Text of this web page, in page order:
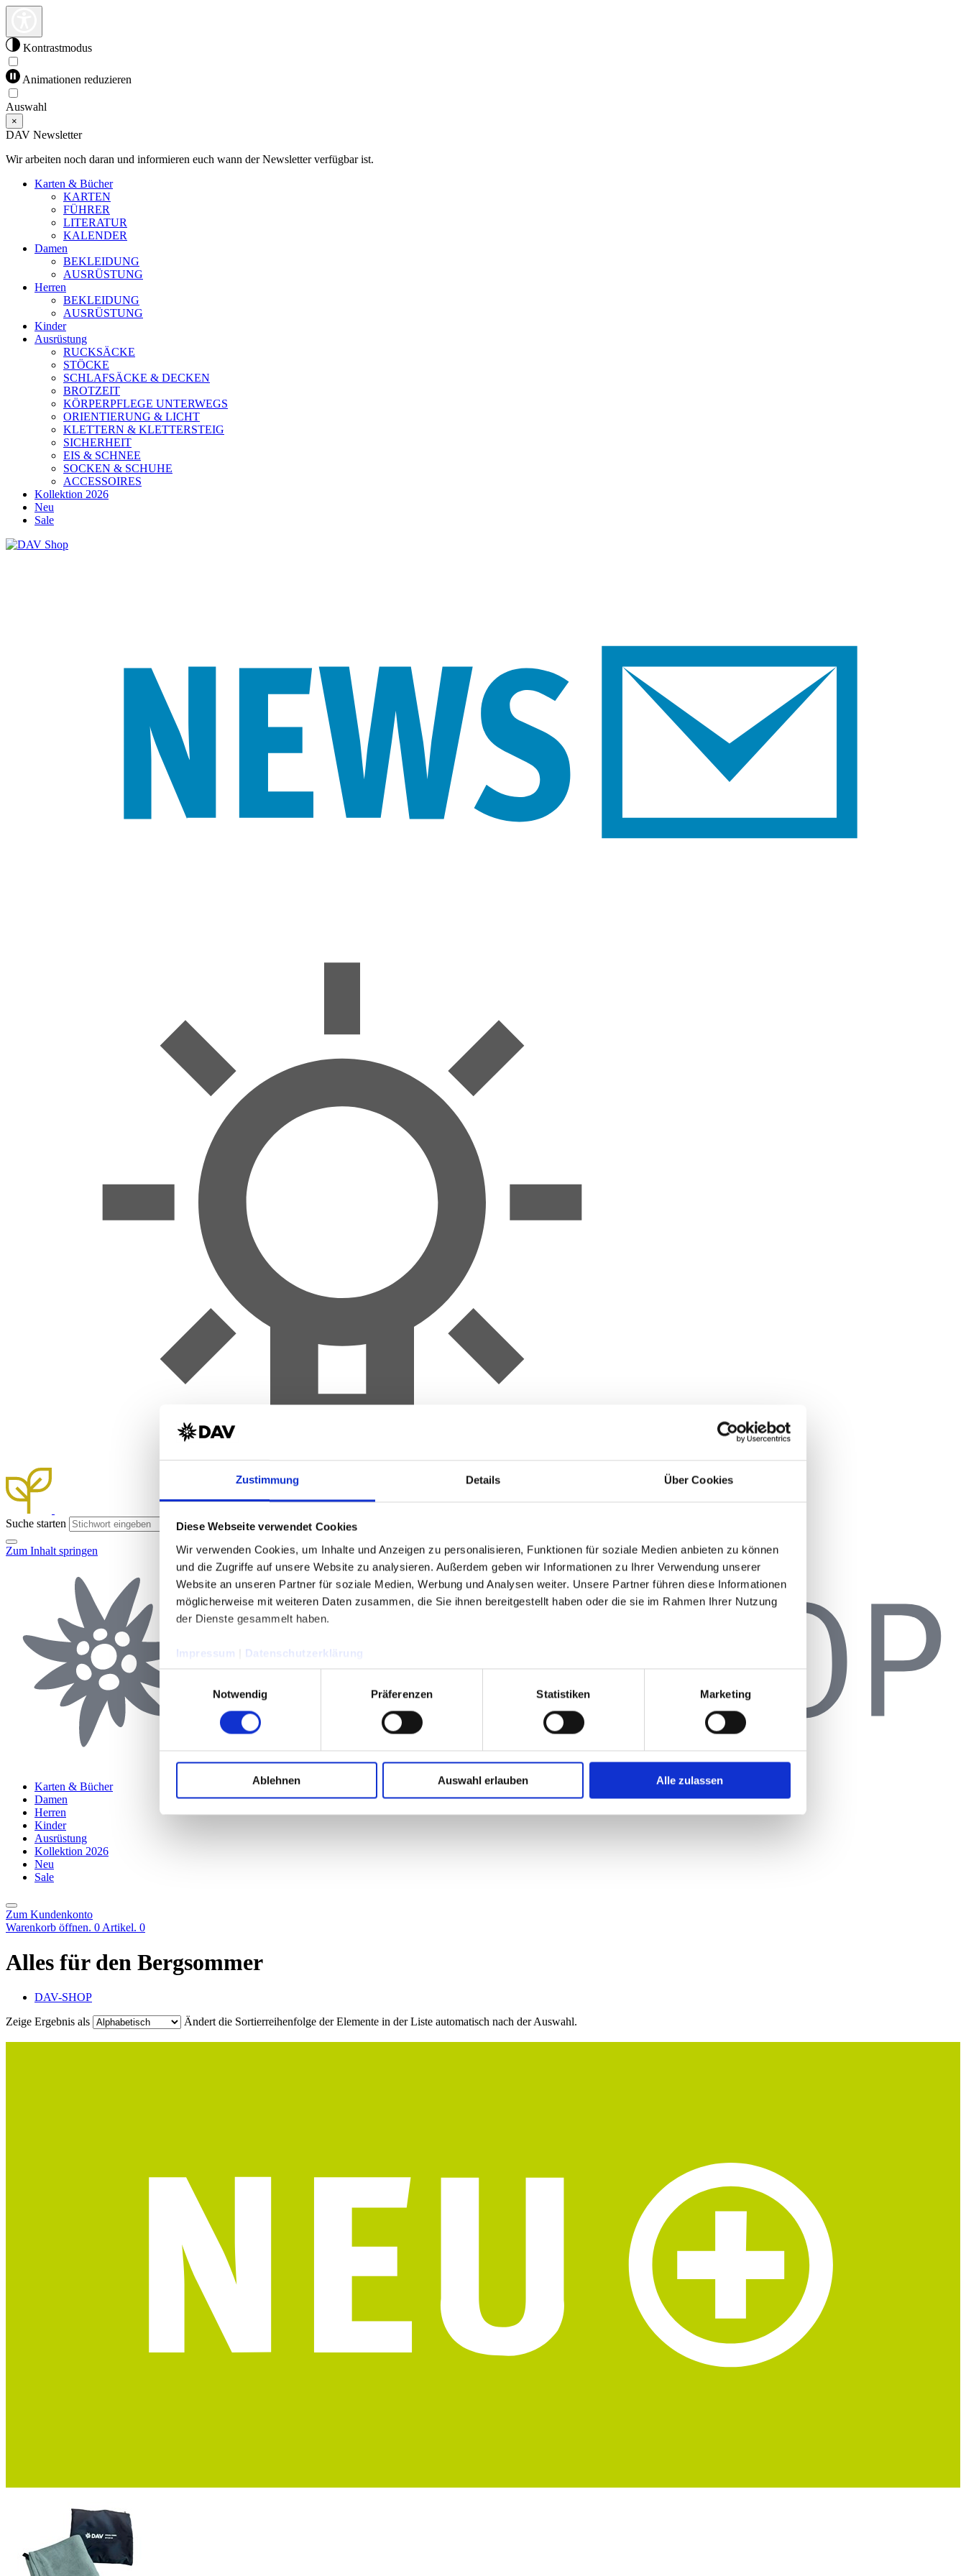
Zustimmung Details Über Cookies
Diese Webseite verwendet Cookies
Wir verwenden Cookies, um Inhalte und Anzeigen zu personalisieren, Funktionen für soziale Medien anbieten zu können
und die Zugriffe auf unsere Website zu analysieren. Außerdem geben wir Informationen zu Ihrer Verwendung unserer
Website an unseren Partner für soziale Medien, Werbung und Analysen weiter. Unsere Partner führen diese Informationen
möglicherweise mit weiteren Daten zusammen, die Sie ihnen bereitgestellt haben oder die sie im Rahmen Ihrer Nutzung
der Dienste gesammelt haben.
Impressum
Datenschutzerklärung
Notwendig
Präferenzen Statistiken Marketing
Ablehnen Auswahl erlauben Alle zulassen
Kontrastmodus
Animationen reduzieren
Auswahl
×
DAV Newsletter
Wir arbeiten noch daran und informieren euch wann der Newsletter verfügbar ist.
Karten & Bücher
KARTEN
FÜHRER
LITERATUR
KALENDER
Damen
BEKLEIDUNG
AUSRÜSTUNG
Herren
BEKLEIDUNG
AUSRÜSTUNG
Kinder
Ausrüstung
RUCKSÄCKE
STÖCKE
SCHLAFSÄCKE & DECKEN
BROTZEIT
KÖRPERPFLEGE UNTERWEGS
ORIENTIERUNG & LICHT
KLETTERN & KLETTERSTEIG
SICHERHEIT
EIS & SCHNEE
SOCKEN & SCHUHE
ACCESSOIRES
Kollektion 2026
Neu
Sale
Suche starten
Zum Inhalt springen
Karten & Bücher
Damen
Herren
Kinder
Ausrüstung
Kollektion 2026
Neu
Sale
Zum Kundenkonto
Warenkorb öffnen. 0 Artikel. 0
Alles für den Bergsommer
DAV-SHOP
Zeige Ergebnis als
Ändert die Sortierreihenfolge der Elemente in der Liste automatisch nach der Auswahl.